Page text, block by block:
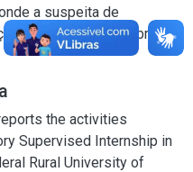
a suspeita de
do Disco Intervertebral
the activities
Supervised Internship in
Rural University of